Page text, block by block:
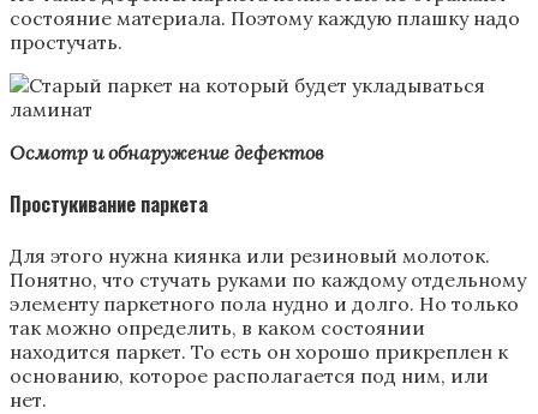
состояние материала. Поэтому каждую плашку надо
простучать.
Осмотр и обнаружение дефектов
Простукивание паркета
Для этого нужна киянка или резиновый молоток.
Понятно, что стучать руками по каждому отдельному
элементу паркетного пола нудно и долго. Но только
так можно определить, в каком состоянии
находится паркет. То есть он хорошо прикреплен к
основанию, которое располагается под ним, или
нет.